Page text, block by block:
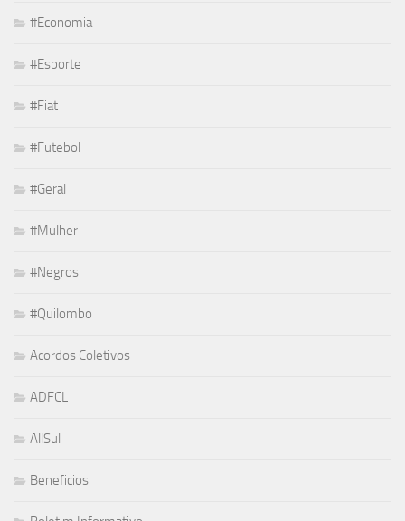
#Economia
#Esporte
#Fiat
#Futebol
#Geral
#Mulher
#Negros
#Quilombo
Acordos Coletivos
ADFCL
AllSul
Beneficios